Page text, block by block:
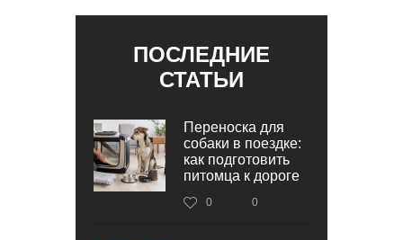
ПОСЛЕДНИЕ
СТАТЬИ
Переноска для
собаки в поездке:
как подготовить
питомца к дороге
0 0